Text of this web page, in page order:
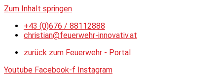
Zum Inhalt springen
+43 (0)676 / 88112888
christian@feuerwehr-innovativ.at
zurück zum Feuerwehr - Portal
Youtube Facebook-f Instagram